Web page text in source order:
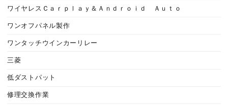
ワイヤレスＣａｒｐｌａｙ＆Ａｎｄｒｏｉｄ Ａｕｔｏ
ワンオフパネル製作
ワンタッチウインカーリレー
三菱
低ダストパット
修理交換作業